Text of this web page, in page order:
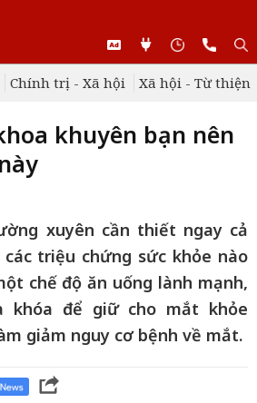
Chính trị - Xã hội Xã hội - Từ thiện
khuyên bạn nên
xuyên cần thiết ngay cả
triệu chứng sức khỏe nào
chế độ ăn uống lành mạnh,
khóa để giữ cho mắt khỏe
giảm nguy cơ bệnh về mắt.